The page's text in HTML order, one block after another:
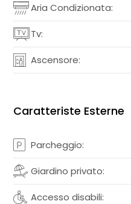
Aria Condizionata:
Tv:
Ascensore:
Caratteriste Esterne
Parcheggio:
Giardino privato:
Accesso disabili: